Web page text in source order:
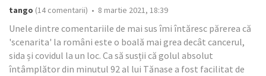
tango (14 comentarii) • 8 martie 2021, 18:39
Unele dintre comentariile de mai sus îmi întăresc părerea că
'scenarita' la români este o boală mai grea decât cancerul,
sida și covidul la un loc. Ca să susții că golul absolut
întâmplător din minutul 92 al lui Tănase a fost facilitat de